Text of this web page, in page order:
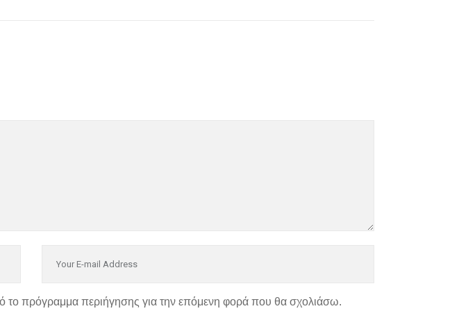
το πρόγραμμα περιήγησης για την επόμενη φορά που θα σχολιάσω.